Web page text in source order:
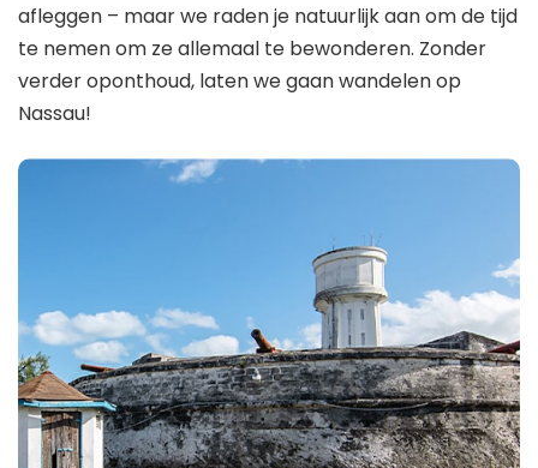
afleggen – maar we raden je natuurlijk aan om de tijd
te nemen om ze allemaal te bewonderen. Zonder
verder oponthoud, laten we gaan wandelen op
Nassau!